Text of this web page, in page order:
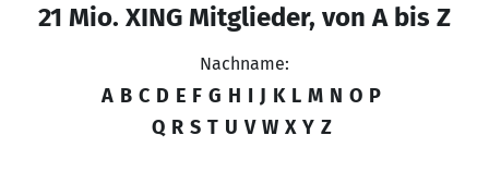
21 Mio. XING Mitglieder, von A bis Z
Nachname:
A B C D E F G H I J K L M N O P
Q R S T U V W X Y Z